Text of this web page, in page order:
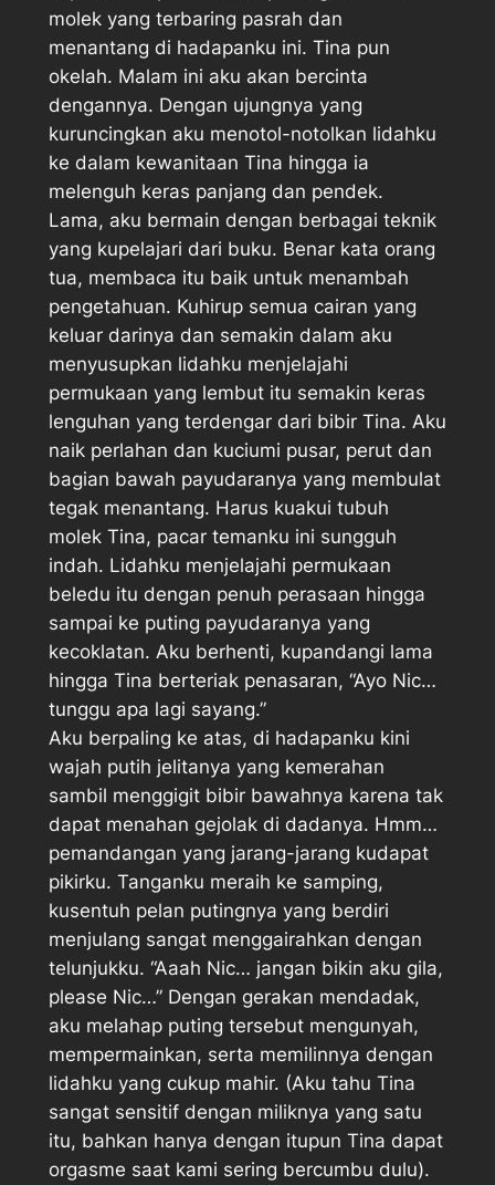
molek yang terbaring pasrah dan
menantang di hadapanku ini. Tina pun
okelah. Malam ini aku akan bercinta
dengannya. Dengan ujungnya yang
kuruncingkan aku menotol-notolkan lidahku
ke dalam kewanitaan Tina hingga ia
melenguh keras panjang dan pendek.
Lama, aku bermain dengan berbagai teknik
yang kupelajari dari buku. Benar kata orang
tua, membaca itu baik untuk menambah
pengetahuan. Kuhirup semua cairan yang
keluar darinya dan semakin dalam aku
menyusupkan lidahku menjelajahi
permukaan yang lembut itu semakin keras
lenguhan yang terdengar dari bibir Tina. Aku
naik perlahan dan kuciumi pusar, perut dan
bagian bawah payudaranya yang membulat
tegak menantang. Harus kuakui tubuh
molek Tina, pacar temanku ini sungguh
indah. Lidahku menjelajahi permukaan
beledu itu dengan penuh perasaan hingga
sampai ke puting payudaranya yang
kecoklatan. Aku berhenti, kupandangi lama
hingga Tina berteriak penasaran, “Ayo Nic…
tunggu apa lagi sayang.”
Aku berpaling ke atas, di hadapanku kini
wajah putih jelitanya yang kemerahan
sambil menggigit bibir bawahnya karena tak
dapat menahan gejolak di dadanya. Hmm…
pemandangan yang jarang-jarang kudapat
pikirku. Tanganku meraih ke samping,
kusentuh pelan putingnya yang berdiri
menjulang sangat menggairahkan dengan
telunjukku. “Aaah Nic… jangan bikin aku gila,
please Nic…” Dengan gerakan mendadak,
aku melahap puting tersebut mengunyah,
mempermainkan, serta memilinnya dengan
lidahku yang cukup mahir. (Aku tahu Tina
sangat sensitif dengan miliknya yang satu
itu, bahkan hanya dengan itupun Tina dapat
orgasme saat kami sering bercumbu dulu).